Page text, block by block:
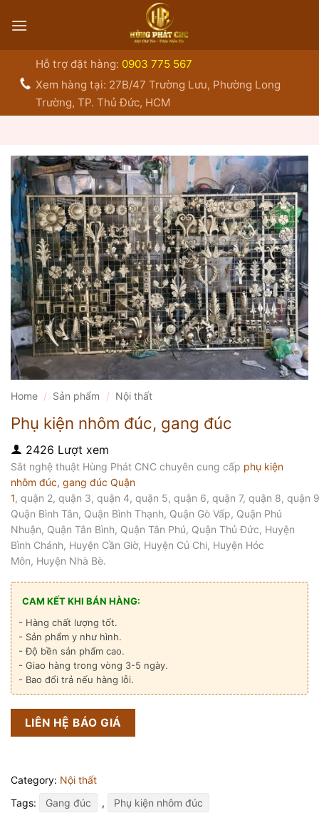
qua
Hỗ trợ đặt hàng: 0903 775 567
Xem hàng tại: 27B/47 Trường Lưu, Phường Long
Trường, TP. Thủ Đức, HCM
Home / Sản phẩm / Nội thất
Phụ kiện nhôm đúc, gang đúc
2426 Lượt xem
Sắt nghệ thuật Hùng Phát CNC chuyên cung cấp phụ kiện
nhôm đúc, gang đúc Quận
1, quận 2, quận 3, quận 4, quận 5, quận 6, quận 7, quận 8, quận
Quận Bình Tân, Quận Bình Thạnh, Quận Gò Vấp, Quận Phú
Nhuận, Quận Tân Bình, Quận Tân Phú, Quận Thủ Đức, Huyện
Bình Chánh, Huyện Cần Giờ, Huyện Củ Chi, Huyện Hóc
Môn, Huyện Nhà Bè.
CAM KẾT KHI BÁN HÀNG:
- Hàng chất lượng tốt.
- Sản phẩm y như hình.
- Độ bền sản phẩm cao.
- Giao hàng trong vòng 3-5 ngày.
- Bao đổi trả nếu hàng lỗi.
LIÊN HỆ BÁO GIÁ
Category: Nội thất
Tags:
Gang đúc , Phụ kiện nhôm đúc